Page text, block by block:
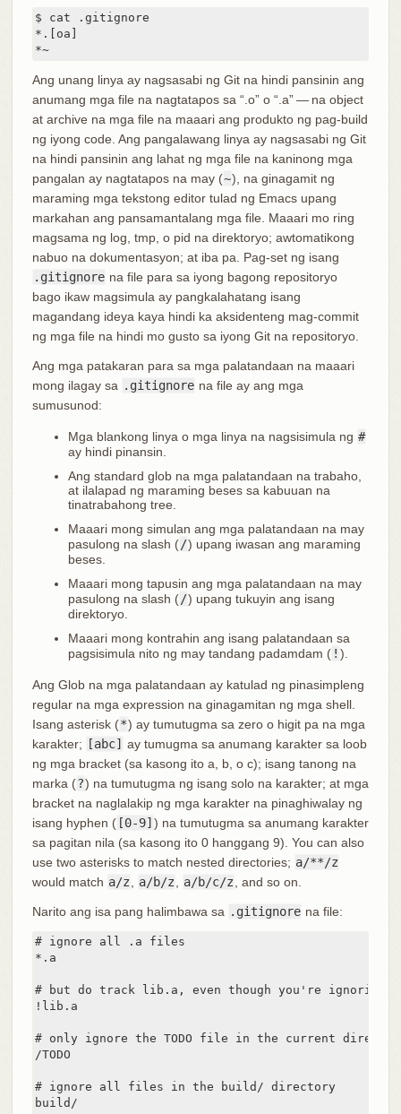
$ cat .gitignore
*.[oa]
*~
Ang unang linya ay nagsasabi ng Git na hindi pansinin ang
anumang mga file na nagtatapos sa “.o” o “.a” — na object
at archive na mga file na maaari ang produkto ng pag-build
ng iyong code. Ang pangalawang linya ay nagsasabi ng Git
na hindi pansinin ang lahat ng mga file na kaninong mga
pangalan ay nagtatapos na may (~), na ginagamit ng
maraming mga tekstong editor tulad ng Emacs upang
markahan ang pansamantalang mga file. Maaari mo ring
magsama ng log, tmp, o pid na direktoryo; awtomatikong
nabuo na dokumentasyon; at iba pa. Pag-set ng isang
.gitignore na file para sa iyong bagong repositoryo
bago ikaw magsimula ay pangkalahatang isang
magandang ideya kaya hindi ka aksidenteng mag-commit
ng mga file na hindi mo gusto sa iyong Git na repositoryo.
Ang mga patakaran para sa mga palatandaan na maaari
mong ilagay sa .gitignore na file ay ang mga
sumusunod:
Mga blankong linya o mga linya na nagsisimula ng #
ay hindi pinansin.
Ang standard glob na mga palatandaan na trabaho,
at ilalapad ng maraming beses sa kabuuan na
tinatrabahong tree.
Maaari mong simulan ang mga palatandaan na may
pasulong na slash ( /) upang iwasan ang maraming
beses.
Maaari mong tapusin ang mga palatandaan na may
pasulong na slash ( /) upang tukuyin ang isang
direktoryo.
Maaari mong kontrahin ang isang palatandaan sa
pagsisimula nito ng may tandang padamdam ( ! ).
Ang Glob na mga palatandaan ay katulad ng pinasimpleng
regular na mga expression na ginagamitan ng mga shell.
Isang asterisk (*) ay tumutugma sa zero o higit pa na mga
karakter;
[abc] ay tumugma sa anumang karakter sa loob
ng mga bracket (sa kasong ito a, b, o c); isang tanong na
marka (?) na tumutugma ng isang solo na karakter; at mga
bracket na naglalakip ng mga karakter na pinaghiwalay ng
isang hyphen ( [0-9] ) na tumutugma sa anumang karakter
sa pagitan nila (sa kasong ito 0 hanggang 9). You can also
use two asterisks to match nested directories; a/**/z
would match a/z a/b/z a/b/c/z , and so on.
Narito ang isa pang halimbawa sa .gitignore na file:
# ignore all .a files
*.a
# but do track lib.a, even though you're ignoring
!lib.a
# only ignore the TODO file in the current
/TODO
# ignore all files in the build/ directory
build/